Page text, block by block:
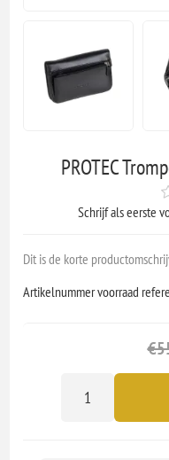
PROTEC
Schrijf als eerste
Dit is de korte
Artikelnummer voorraad